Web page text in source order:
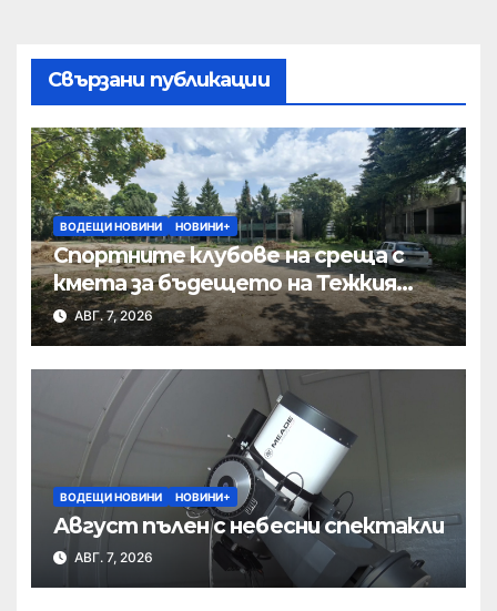
Свързани публикации
ВОДЕЩИ НОВИНИ НОВИНИ+
Спортните клубове на среща с
кмета за бъдещето на Тежкия
полк
АВГ. 7, 2026
ВОДЕЩИ НОВИНИ НОВИНИ+
Август пълен с небесни спектакли
АВГ. 7, 2026